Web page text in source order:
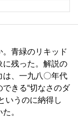
。青緑のリキッド
に残った。解説の
は、一九八〇年代
きる“切なさのダ
いうのに納得し
。